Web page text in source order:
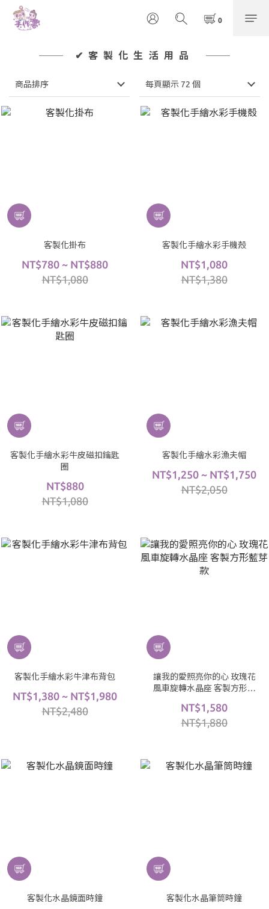
✔客製化生活用品
商品排序 每頁顯示 72 個
客製化掛布
NT$780 ~ NT$880
NT$1,080
客製化手繪水彩手機殼
NT$1,080
NT$1,380
客製化手繪水彩牛皮磁扣鑰匙
圈
NT$880
NT$1,080
客製化手繪水彩漁夫帽
NT$1,250 ~ NT$1,750
NT$2,050
客製化手繪水彩牛津布背包
NT$1,380 ~ NT$1,980
NT$2,480
讓我的愛照亮你的心 玫瑰花
風車旋轉水晶座 客製方形藍
NT$1,580
NT$1,880
客製化水晶鏡面時鐘 客製化水晶筆筒時鐘